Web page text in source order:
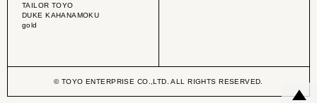
TAILOR TOYO
DUKE KAHANAMOKU
gold
© TOYO ENTERPRISE CO.,LTD. ALL RIGHTS RESERVED.